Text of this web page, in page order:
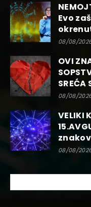
Evo
08/08/
OVI
08/08/
VELIKI
08/08/